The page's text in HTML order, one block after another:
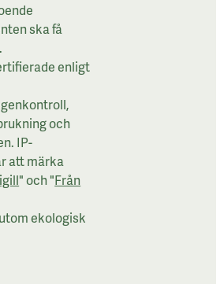
ska få
enligt
och
IP-
att märka
" och "Från
ekologisk